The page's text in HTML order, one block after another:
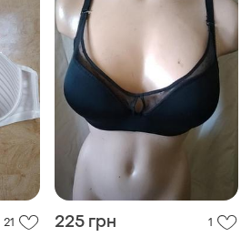
21 225 грн 1